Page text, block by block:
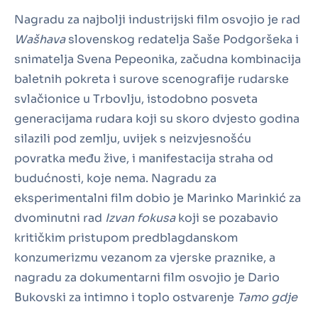
Nagradu za najbolji industrijski film osvojio je rad
Wašhavaslovenskog redatelja Saše Podgoršeka i
snimatelja Svena Pepeonika, začudna kombinacija
baletnih pokreta i surove scenografije rudarske
svlačionice u Trbovlju, istodobno posveta
generacijama rudara koji su skoro dvjesto godina
silazili pod zemlju, uvijek s neizvjesnošću
povratka među žive, i manifestacija straha od
budućnosti, koje nema. Nagradu za
eksperimentalni film dobio je Marinko Marinkić za
dvominutni rad Izvan fokusakoji se pozabavio
kritičkim pristupom predblagdanskom
konzumerizmu vezanom za vjerske praznike, a
nagradu za dokumentarni film osvojio je Dario
Bukovski za intimno i toplo ostvarenje Tamo gdje